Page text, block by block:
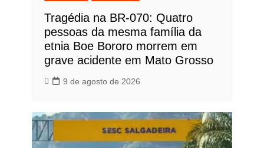
Tragédia na BR-070: Quatro
pessoas da mesma família da
etnia Boe Bororo morrem em
grave acidente em Mato Grosso
9 de agosto de 2026